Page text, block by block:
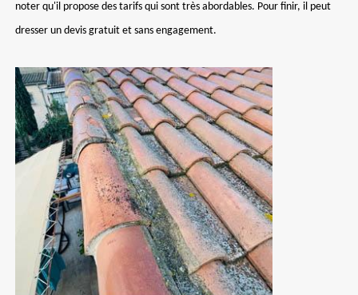
noter qu'il propose des tarifs qui sont très abordables. Pour finir, il peut
dresser un devis gratuit et sans engagement.